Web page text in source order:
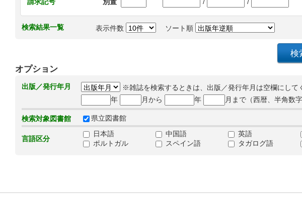
検索結果一覧 表示件数 ソート順
オプション
出版／発行年月
※雑誌を検索するときは、出版／発行年月は空欄にして
年
月から 年 月まで（西暦、半角数字
検索対象図書館 県立図書館
言語区分
日本語 中国語 英語
ポルトガル
スペイン語 タガログ語